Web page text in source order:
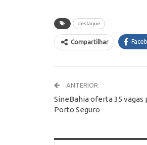
destaque
Compartilhar
ANTERIOR
SineBahia oferta 35
Porto Seguro